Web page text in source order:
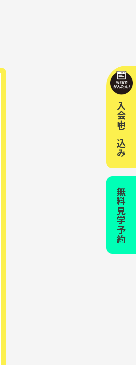
入会申し込み
無料見学予約